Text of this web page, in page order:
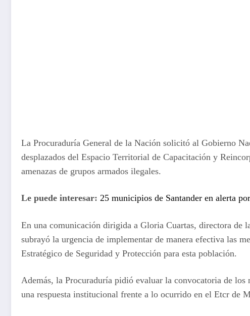
La Procuraduría General de la Nación solicitó al Gobierno
desplazados del Espacio Territorial de Capacitación y
amenazas de grupos armados ilegales.
Le puede interesar: 25 municipios de Santander en alerta
En una comunicación dirigida a Gloria Cuartas, directora de
subrayó la urgencia de implementar de manera efectiva las
Estratégico de Seguridad y Protección para esta población.
Además, la Procuraduría pidió evaluar la convocatoria de
una respuesta institucional frente a lo ocurrido en el Etcr de